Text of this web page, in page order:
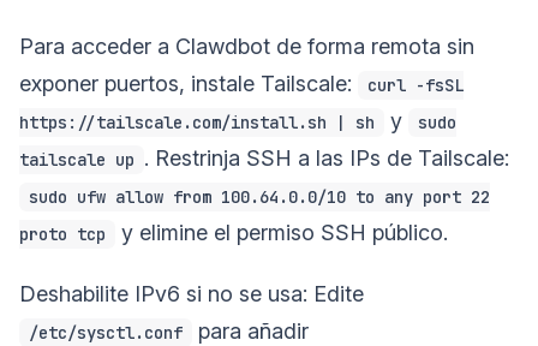
Para acceder a Clawdbot de forma remota sin
exponer puertos, instale Tailscale:
curl -fsSL
https://tailscale.com/install.sh | sh
y
sudo
tailscale up . Restrinja SSH a las IPs de Tailscale:
sudo ufw allow from 100.64.0.0/10 to any port 22
proto tcp
y elimine el permiso SSH público.
Deshabilite IPv6 si no se usa: Edite
/etc/sysctl.conf para añadir